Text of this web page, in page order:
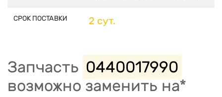
СРОК ПОСТАВКИ 2 сут.
Запчасть 0440017990
возможно заменить на*